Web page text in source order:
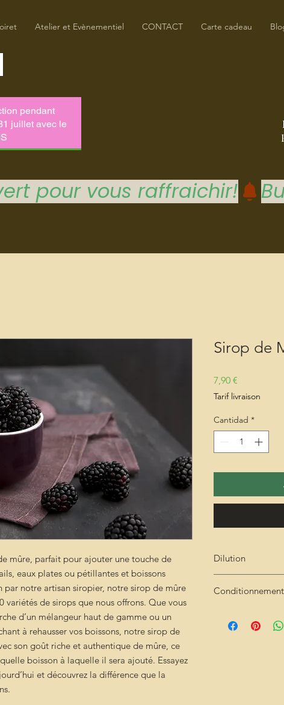
Atelier et Evènementiel CONTACT Carte cadeau
pour vous raffraichir!
mûre, parfait pour ajouter une touche de
eaux plates ou pétillantes et boissons
par notre artisan siropier, notre sirop de mûre
variétés de sirops que nous offrons. Que vous
d’un mélangeur haut de gamme ou un
à rehausser vos boissons, notre sirop de
son goût riche et authentique de mûre, ce
boisson à laquelle il sera ajouté. Essayez
et découvrez la différence que la
Sirop de
7,90 €
Tarif livraison
Cantidad *
Dilution
Conditionnement